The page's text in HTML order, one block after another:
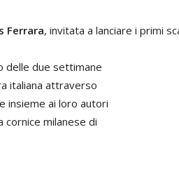
Ferrara, invitata a lanciare i primi
delle due settimane
italiana attraverso
insieme ai loro autori
cornice milanese di